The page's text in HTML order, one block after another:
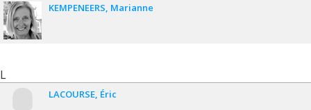
KEMPENEERS Marianne
L
LACOURSE Éric